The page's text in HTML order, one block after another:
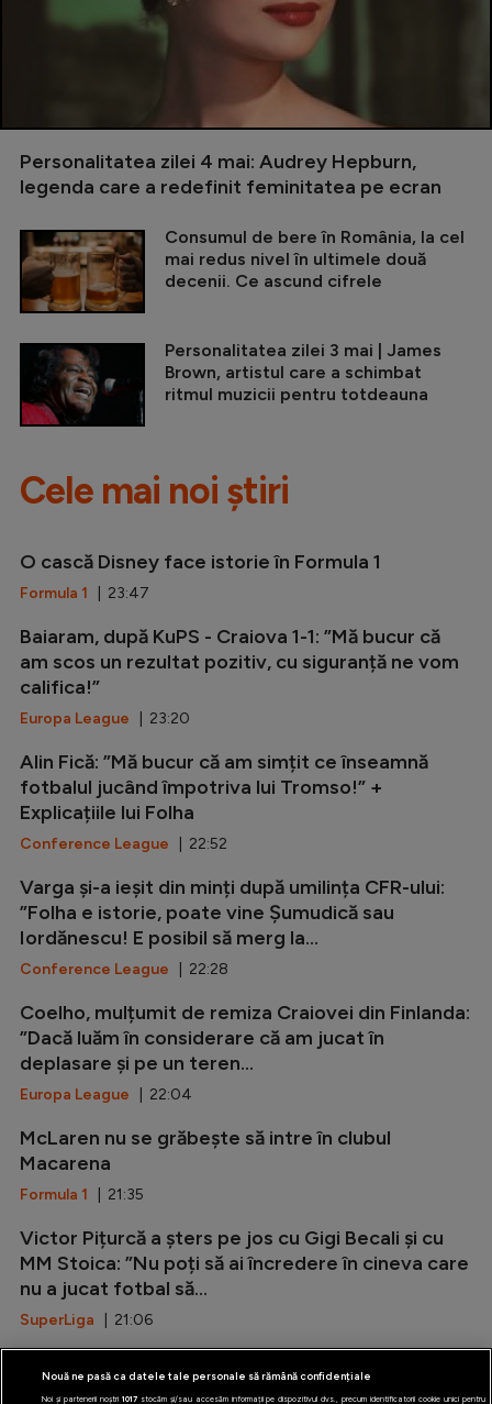
Personalitatea zilei 4 mai: Audrey Hepburn,
legenda care a redefinit feminitatea pe ecran
Consumul de bere în România, la cel
mai redus nivel în ultimele două
decenii. Ce ascund cifrele
Personalitatea zilei 3 mai | James
Brown, artistul care a schimbat
ritmul muzicii pentru totdeauna
Cele mai noi știri
O cască Disney face istorie în Formula 1
Formula 1 | 23:47
Baiaram, după KuPS - Craiova 1-1: ”Mă bucur că
am scos un rezultat pozitiv, cu siguranță ne vom
califica!”
Europa League | 23:20
Alin Fică: ”Mă bucur că am simțit ce înseamnă
fotbalul jucând împotriva lui Tromso!” +
Explicațiile lui Folha
Conference League | 22:52
Varga și-a ieșit din minți după umilința CFR-ului:
”Folha e istorie, poate vine Șumudică sau
Iordănescu! E posibil să merg la...
Conference League | 22:28
Coelho, mulțumit de remiza Craiovei din Finlanda:
”Dacă luăm în considerare că am jucat în
deplasare și pe un teren...
Europa League | 22:04
McLaren nu se grăbește să intre în clubul
Macarena
Formula 1 | 21:35
Victor Pițurcă a șters pe jos cu Gigi Becali și cu
MM Stoica: ”Nu poți să ai încredere în cineva care
nu a jucat fotbal să...
SuperLiga | 21:06
LaLiga| 20:37
Nouă ne pasă ca datele tale personale să rămână confidențiale
Noi și partenerii noștri 1017stocăm și/sau accesăm informații pe dispozitivul dvs., precum identificatorii cookie unici pentru